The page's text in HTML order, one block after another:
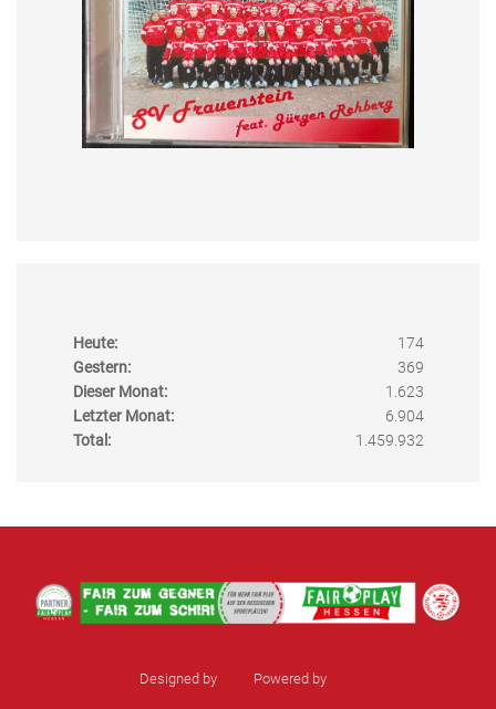
Heute:
174
Gestern:
369
Dieser Monat:
1.623
Letzter Monat:
6.904
Total:
1.459.932
Designed by Powered by